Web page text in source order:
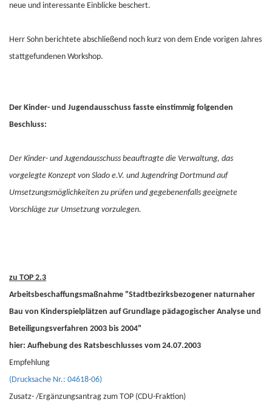
neue und interessante Einblicke beschert.
Herr Sohn berichtete abschließend noch kurz von dem Ende vorigen Jahres
stattgefundenen Workshop.
Der Kinder- und Jugendausschuss fasste einstimmig folgenden
Beschluss:
Der Kinder- und Jugendausschuss beauftragte die Verwaltung, das
vorgelegte Konzept von Slado e.V. und Jugendring Dortmund auf
Umsetzungsmöglichkeiten zu prüfen und gegebenenfalls geeignete
Vorschläge zur Umsetzung vorzulegen.
zu TOP 2.3
Arbeitsbeschaffungsmaßnahme "Stadtbezirksbezogener naturnaher
Bau von Kinderspielplätzen auf Grundlage pädagogischer Analyse und
Beteiligungsverfahren 2003 bis 2004"
hier: Aufhebung des Ratsbeschlusses vom 24.07.2003
Empfehlung
(Drucksache Nr.: 04618-06)
Zusatz- /Ergänzungsantrag zum TOP (CDU-Fraktion)